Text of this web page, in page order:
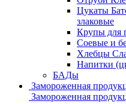
Цукаты
злаковые
Крупы для
Соевые и
Хлебцы
Напитки
БАДы
Замороженная
Замороженная